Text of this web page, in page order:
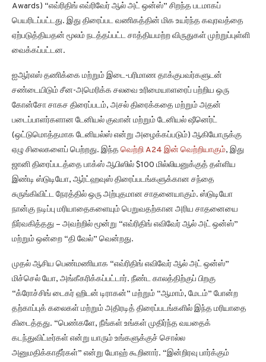
Awards) “எவ்ரிதிங் எவ்ரிவேர் ஆல் அட் ஒன்ஸ்” சிறந்த படமாகப்
பெயரிடப்பட்டது. இது திரைப்பட வணிகத்தின் மிக உயர்ந்த கவுரவத்தை
ஏற்படுத்தியதன் மூலம் நடத்தப்பட்ட சாத்தியமற்ற விருதுகள் முற்றுப்புள்ளி
வைக்கப்பட்டன.
ஐஆர்எஸ் தணிக்கை மற்றும் இடை-பரிமாண தாக்குபவர்களுடன்
சண்டையிடும் சீன-அமெரிக்க சலவை உரிமையாளரைப் பற்றிய ஒரு
கோன்சோ சாகச திரைப்படம், அசல் திரைக்கதை மற்றும் அதன்
படைப்பாளர்களான டேனியல் குவான் மற்றும் டேனியல் ஷீனெர்ட்
(ஒட்டுமொத்தமாக டேனியல்ஸ் என்று அழைக்கப்படும்) ஆகியோருக்கு
ஏழு சிலைகளைப் பெற்றது. இந்த வெற்றி A24 இன் வெற்றியாகும், இது
ஜானி திரைப்படத்தை பாக்ஸ் ஆபிஸில் $100 மில்லியனுக்குத் தள்ளிய
இண்டி ஸ்டுடியோ, ஆர்ட்ஹவுஸ் திரைப்படங்களுக்கான சந்தை
சுருங்கிவிட்ட நேரத்தில் ஒரு அற்புதமான சாதனையாகும். ஸ்டுடியோ
நான்கு நடிப்பு மரியாதைகளையும் பெறுவதற்கான அரிய சாதனையை
நிர்வகித்தது – அவற்றில் மூன்று “எவ்ரிதிங் எவிவேர் ஆல் அட் ஒன்ஸ்”
மற்றும் ஒன்றை “தி வேல்” வென்றது.
முதல் ஆசிய பெண்மணியாக “எவ்ரிதிங் எவிவேர் ஆல் அட் ஒன்ஸ்”
மிச்செல் யோ, அங்கீகரிக்கப்பட்டார். நீண்ட காலத்திற்குப் பிறகு
“க்ரோச்சிங் டைகர் ஹிடன் டிராகன்” மற்றும் “ஆமாம், மேடம்” போன்ற
தற்காப்புக் கலைகள் மற்றும் அதிரடித் திரைப்படங்களில் இந்த மரியாதை
கிடைத்தது. “பெண்களே, நீங்கள் உங்கள் முதிர்ந்த வயதைக்
கடந்துவிட்டீர்கள் என்று யாரும் உங்களுக்குச் சொல்ல
அனுமதிக்காதீர்கள்” என்று யோஹ் கூறினார். “இன்றிரவு பார்க்கும்